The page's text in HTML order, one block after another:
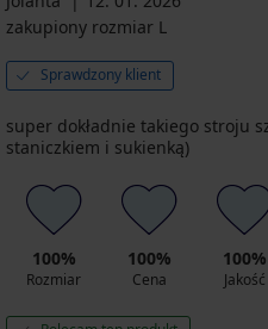
zakupiony rozmiar L
Sprawdzony klient
super dokładnie takiego stroju
staniczkiem i sukienką)
100%
Rozmiar
100%
Cena
100%
Jakość